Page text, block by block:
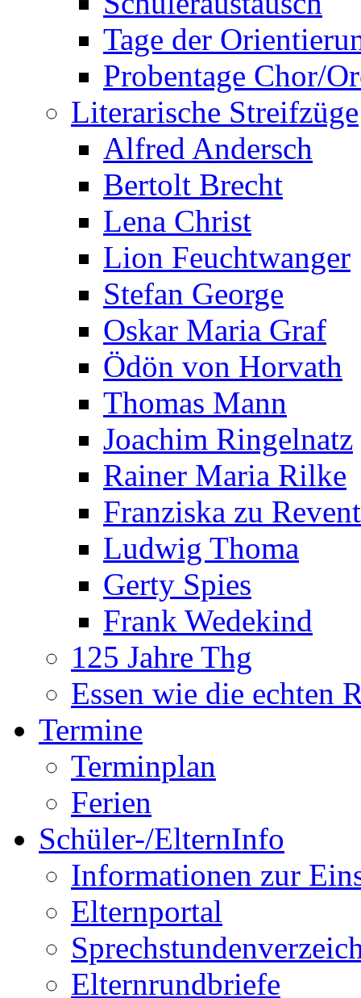
Tage der
Probentage Chor/
Literarische Streifzüge
Alfred Andersch
Bertolt Brecht
Lena Christ
Lion Feuchtwanger
Stefan George
Oskar Maria Graf
Ödön von Horvath
Thomas Mann
Joachim Ringelnatz
Rainer Maria Rilke
Franziska zu
Ludwig Thoma
Gerty Spies
Frank Wedekind
125 Jahre Thg
Essen wie die echten
Termine
Terminplan
Ferien
Schüler-/ElternInfo
Informationen zur
Elternportal
Elternrundbriefe